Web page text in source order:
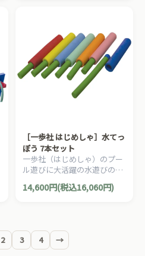
［一歩社 はじめしゃ］水てっ
ぽう 7本セット
一歩社（はじめしゃ）のプー
ル遊びに大活躍の水遊びのお
性の高いEVAスポンジ製の水
14,600円(税込16,060円)
2 3 4 →